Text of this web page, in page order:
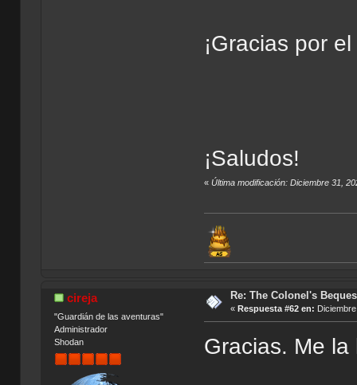
¡Gracias por
¡Saludos!
«Última modificación: Diciembre 31,
cireja
"Guardián de las aventuras"
Administrador
Shodan
Re: The Colonel's
« Respuesta #62 en:
Gracias. Me